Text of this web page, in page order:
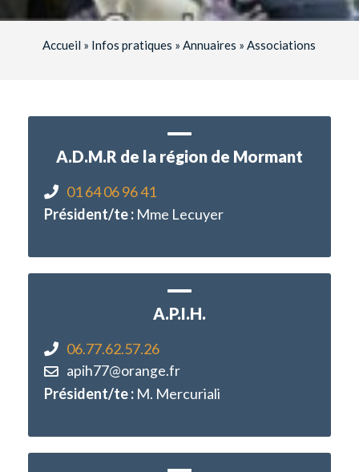
Accueil » Infos pratiques »Annuaires »Associations
A.D.M.R de la région de Mormant
01 64 06 96 41
Président/te : Mme Lecuyer
A.P.I.H.
06.77.62.57.26
apih77@orange.fr
Président/te : M. Mercuriali